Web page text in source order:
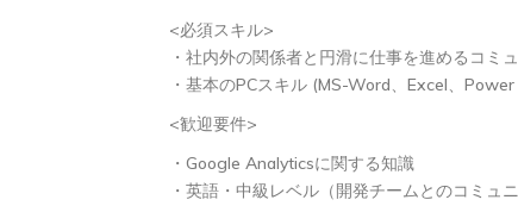
<必須スキル>
・社内外の関係者と円滑に仕事を進めるコミ
・基本のPCスキル (MS-Word、Excel、
<歓迎要件>
・Google Analyticsに関する知識
・英語・中級レベル（開発チームとのコミュ